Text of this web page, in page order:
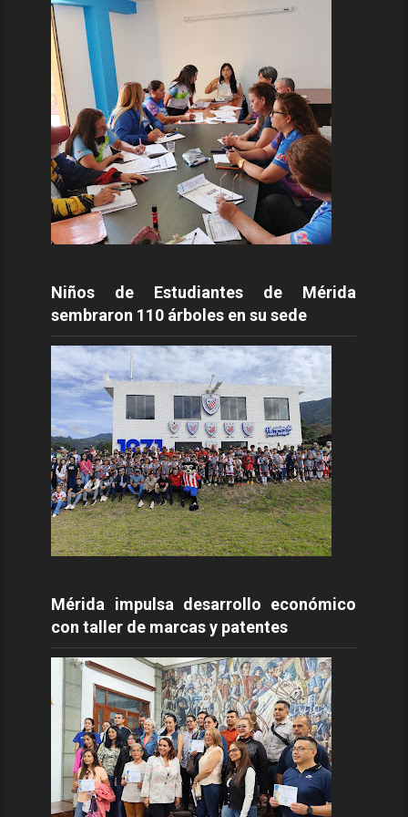
Niños de Estudiantes de Mérida
sembraron 110 árboles en su sede
Mérida impulsa desarrollo económico
con taller de marcas y patentes